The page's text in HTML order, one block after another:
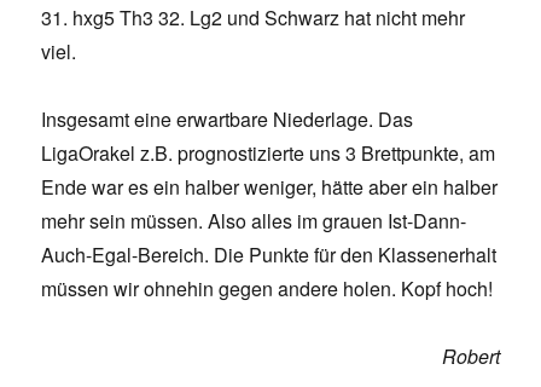
31. hxg5 Th3 32. Lg2 und Schwarz hat nicht mehr
viel.
Insgesamt eine erwartbare Niederlage. Das
LigaOrakel z.B. prognostizierte uns 3 Brettpunkte, am
Ende war es ein halber weniger, hätte aber ein halber
mehr sein müssen. Also alles im grauen Ist-Dann-
Auch-Egal-Bereich. Die Punkte für den Klassenerhalt
müssen wir ohnehin gegen andere holen. Kopf hoch!
Robert